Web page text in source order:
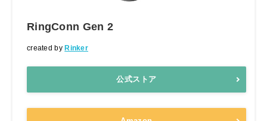
RingConn Gen 2
created byRinker
公式ストア